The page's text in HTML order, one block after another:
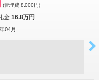
(管理費 8,000円)
金 16.8万円
04月